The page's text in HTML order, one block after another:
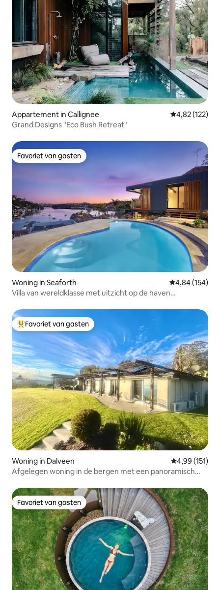
Appartement in Callignee Gemiddelde
4,82 (122)
Grand Designs "Eco Bush Retreat"
Favoriet van gasten
Favoriet van gasten
Woning in Seaforth Gemiddelde
4,84 (154)
Villa van wereldklasse met uitzicht op de haven
Topfavoriet van gasten
Favoriet van gasten
Woning in Dalveen Gemiddelde
4,99 (151)
Afgelegen woning in de bergen met een panoramisch
Favoriet van gasten
Favoriet van gasten